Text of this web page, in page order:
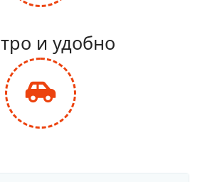
balance-
scale
и удобно
fas
fa-